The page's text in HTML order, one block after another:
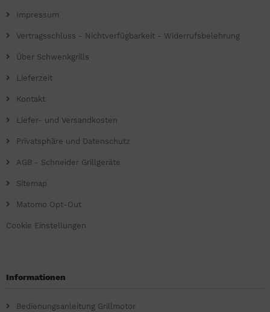
Impressum
Vertragsschluss - Nichtverfügbarkeit - Widerrufsbelehrung
Über Schwenkgrills
Lieferzeit
Kontakt
Liefer- und Versandkosten
Privatsphäre und Datenschutz
AGB - Schneider Grillgeräte
Sitemap
Matomo Opt-Out
Cookie Einstellungen
Informationen
Bedienungsanleitung Grillmotor